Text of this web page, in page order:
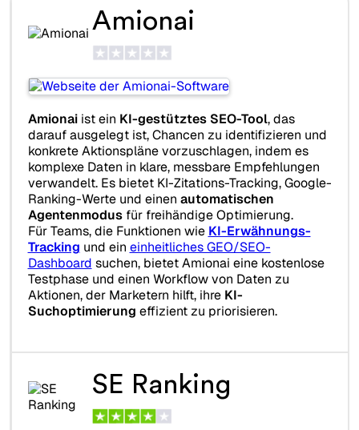
Amionai
Amionaiist ein KI-gestütztes SEO-Tool, das
darauf ausgelegt ist, Chancen zu identifizieren und
konkrete Aktionspläne vorzuschlagen, indem es
komplexe Daten in klare, messbare Empfehlungen
verwandelt. Es bietet KI-Zitations-Tracking, Google-
Ranking-Werte und einen automatischen
Agentenmodusfür freihändige Optimierung.
Für Teams, die Funktionen wie KI-Erwähnungs-
Tracking und ein einheitliches GEO/SEO-
Dashboard suchen, bietet Amionai eine kostenlose
Testphase und einen Workflow von Daten zu
Aktionen, der Marketern hilft, ihre KI-
Suchoptimierung effizient zu priorisieren.
SE Ranking